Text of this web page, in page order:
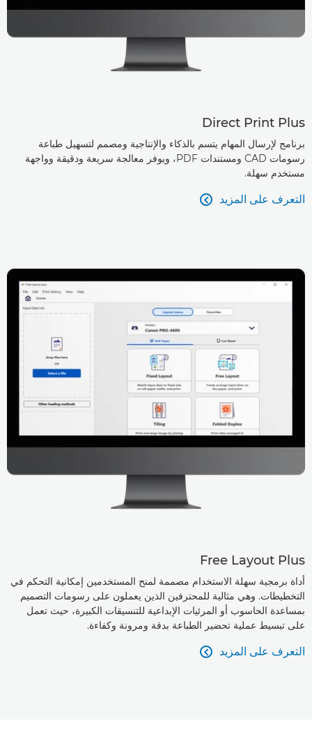
Direct Print Plus
برنامج لإرسال المهام يتسم بالذكاء والإنتاجية ومصمم لتسهيل طباعة
رسومات CAD ومستندات PDF، ويوفر معالجة سريعة ودقيقة وواجهة
مستخدم سهلة.
التعرف على المزيد 
Free Layout Plus
أداة برمجية سهلة الاستخدام مصممة لمنح المستخدمين إمكانية التحكم في
التخطيطات. وهي مثالية للمحترفين الذين يعملون على رسومات التصميم
بمساعدة الحاسوب أو المرئيات الإبداعية للتنسيقات الكبيرة، حيث تعمل
على تبسيط عملية تحضير الطباعة بدقة ومرونة وكفاءة.
التعرف على المزيد 